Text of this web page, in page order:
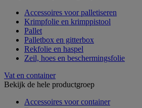
Accessoires voor palletiseren
Krimpfolie en krimppistool
Pallet
Palletbox en gitterbox
Rekfolie en haspel
Zeil, hoes en beschermingsfolie
Vat en container
Bekijk de hele productgroep
Accessoires voor container